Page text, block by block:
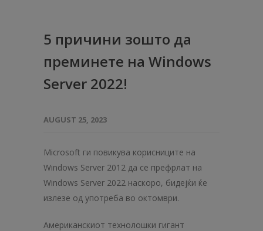
5 причини зошто да
преминете на Windows
Server 2022!
AUGUST 25, 2023
Microsoft ги повикува корисниците на
Windows Server 2012 да се префрлат на
Windows Server 2022 наскоро, бидејќи ќе
излезе од употреба во октомври.
Американскиот технолошки гигант